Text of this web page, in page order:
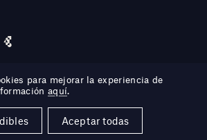
para mejorar la experiencia de
aquí.
Aceptar todas